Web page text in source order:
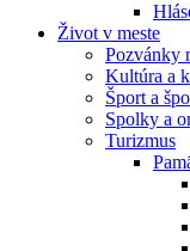
Život v meste
Pozvánky
Kultúra a
Šport a
Spolky a
Turizmus